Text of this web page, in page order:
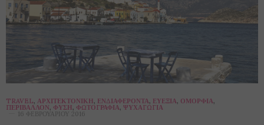
TRAVEL, ΑΡΧΙΤΕΚΤΟΝΙΚΉ, ΕΝΔΙΑΦΈΡΟΝΤΑ, ΕΥΕΞΊΑ, ΟΜΟΡΦΙΆ,
ΠΕΡΙΒΆΛΛΟΝ, ΦΎΣΗ, ΦΩΤΟΓΡΑΦΊΑ, ΨΥΧΑΓΩΓΊΑ
16 ΦΕΒΡΟΥΑΡΊΟΥ 2016